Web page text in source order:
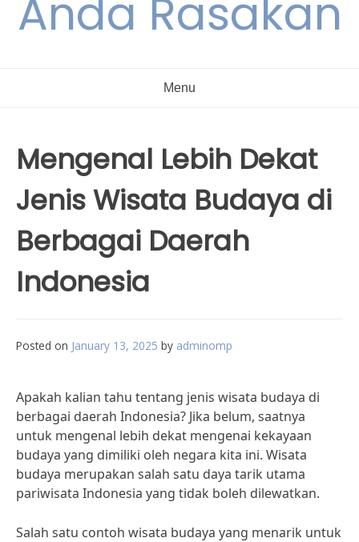
Anda Rasakan
Menu
Mengenal Lebih Dekat
Jenis Wisata Budaya di
Berbagai Daerah
Indonesia
Posted on January 13, 2025 by adminomp
Apakah kalian tahu tentang jenis wisata budaya di
berbagai daerah Indonesia? Jika belum, saatnya
untuk mengenal lebih dekat mengenai kekayaan
budaya yang dimiliki oleh negara kita ini. Wisata
budaya merupakan salah satu daya tarik utama
pariwisata Indonesia yang tidak boleh dilewatkan.
Salah satu contoh wisata budaya yang menarik untuk